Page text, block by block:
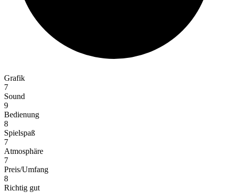
Grafik
7
Sound
9
Bedienung
8
Spielspaß
7
Atmosphäre
7
Preis/Umfang
8
Richtig gut